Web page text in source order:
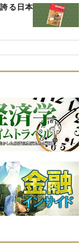
る日本